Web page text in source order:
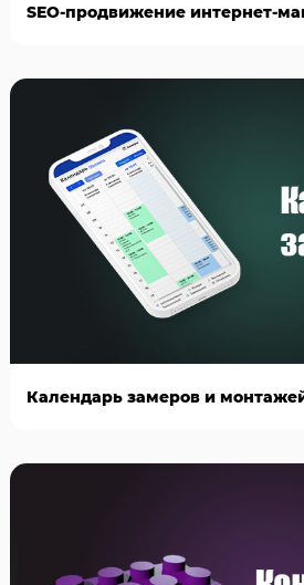
SEO-продвижение интернет-